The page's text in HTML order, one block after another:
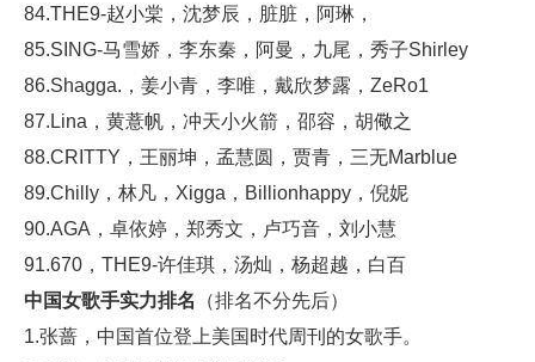
84.THE9-赵小棠，沈梦辰，脏脏，阿琳，
85.SING-马雪娇，李东秦，阿曼，九尾，秀子Shirley
86.Shagga.，姜小青，李唯，戴欣梦露，ZeRo1
87.Lina，黄薏帆，冲天小火箭，邵容，胡儆之
88.CRITTY，王丽坤，孟慧圆，贾青，三无Marblue
89.Chilly，林凡，Xigga，Billionhappy，倪妮
90.AGA，卓依婷，郑秀文，卢巧音，刘小慧
91.670，THE9-许佳琪，汤灿，杨超越，白百
中国女歌手实力排名
（排名不分先后）
1.张蔷，中国首位登上美国时代周刊的女歌手。